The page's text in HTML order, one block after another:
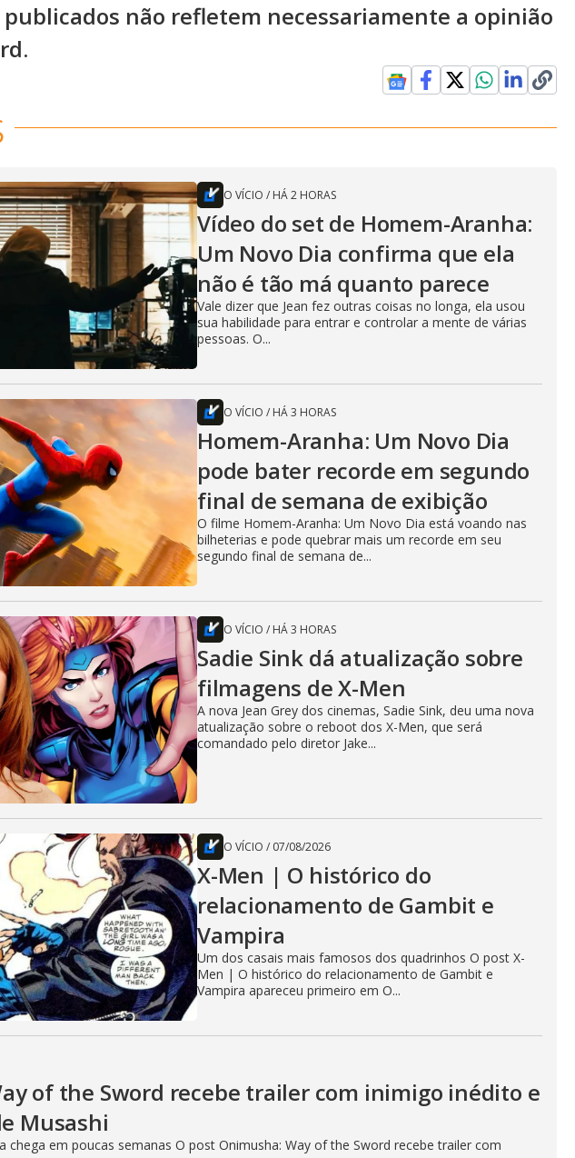
não refletem necessariamente a opinião
O VÍCIO / HÁ 2 HORAS
Vídeo do set de Homem-Aranha:
Um Novo Dia confirma que ela
não é tão má quanto parece
Vale dizer que Jean fez outras coisas no longa, ela usou
sua habilidade para entrar e controlar a mente de várias
pessoas. O...
O VÍCIO / HÁ 3 HORAS
Homem-Aranha: Um Novo Dia
pode bater recorde em segundo
final de semana de exibição
O filme Homem-Aranha: Um Novo Dia está voando nas
bilheterias e pode quebrar mais um recorde em seu
segundo final de semana de...
O VÍCIO / HÁ 3 HORAS
Sadie Sink dá atualização sobre
filmagens de X-Men
A nova Jean Grey dos cinemas, Sadie Sink, deu uma nova
atualização sobre o reboot dos X-Men, que será
comandado pelo diretor Jake...
O VÍCIO / 07/08/2026
X-Men | O histórico do
relacionamento de Gambit e
Vampira
Um dos casais mais famosos dos quadrinhos O post X-
Men | O histórico do relacionamento de Gambit e
Vampira apareceu primeiro em O...
of the Sword recebe trailer com inimigo inédito e
Musashi
chega em poucas semanas O post Onimusha: Way of the Sword recebe trailer com